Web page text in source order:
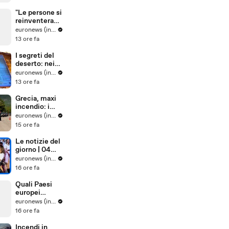
in Europa
"Le persone si
reinventerann
o": il sarto
portoghese
tradizione
degli abiti su
misura
euronews (in Italiano)
13 ore fa
I segreti del
deserto: nei
paesaggi
antichi e nelle
dell'Uzbekista
n
euronews (in Italiano)
13 ore fa
Grecia, maxi
incendio: i
vigili del
fuoco
le fiamme
spinte dal
vento
euronews (in Italiano)
15 ore fa
Le notizie del
giorno | 04
agosto 2026 -
Pomeridiane
euronews (in Italiano)
16 ore fa
Quali Paesi
europei
sostengono
maggiorment
dell'Ucraina
euronews (in Italiano)
16 ore fa